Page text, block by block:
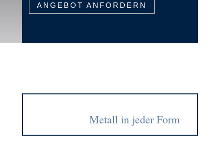
ANGEBOT ANFORDERN
Metall in jeder Form